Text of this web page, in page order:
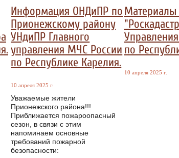
Информация ОНДиПР по
Прионежскому району
УНдиПР Главного
управления МЧС России
по Республике Карелия.
10 апреля 2025 г.
Уважаемые жители
Прионежского района!!!
Приближается пожароопасный
сезон, в связи с этим
напоминаем основные
требований пожарной
безопасности:
по
10 апреля 2025 г.